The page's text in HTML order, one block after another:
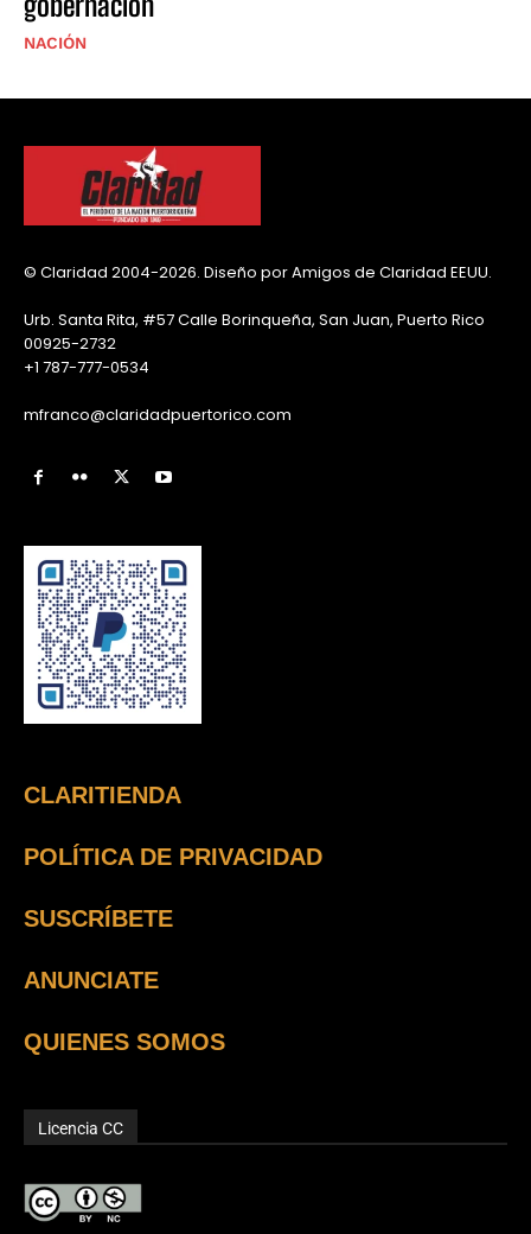
NACIÓN
© Claridad 2004-2026. Diseño por Amigos de Claridad EEUU.
Urb. Santa Rita, #57 Calle Borinqueña, San Juan, Puerto Rico
00925-2732
+1 787-777-0534
mfranco@claridadpuertorico.com
CLARITIENDA
POLÍTICA DE PRIVACIDAD
SUSCRÍBETE
ANUNCIATE
QUIENES SOMOS
Licencia CC